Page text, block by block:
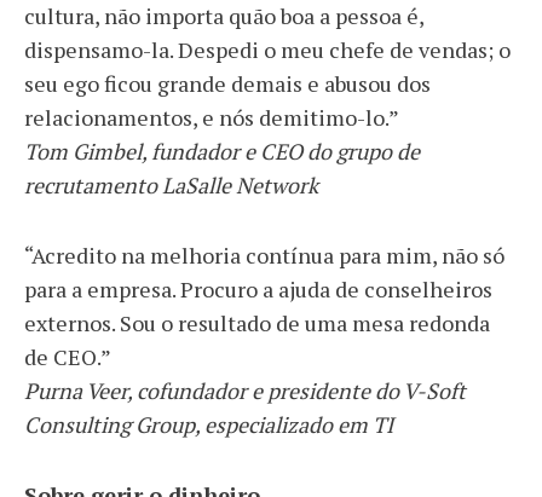
cultura, não importa quão boa a pessoa é,
dispensamo-la. Despedi o meu chefe de vendas; o
seu ego ficou grande demais e abusou dos
relacionamentos, e nós demitimo-lo.”
Tom Gimbel, fundador e CEO do grupo de
recrutamento LaSalle Network
“Acredito na melhoria contínua para mim, não só
para a empresa. Procuro a ajuda de conselheiros
externos. Sou o resultado de uma mesa redonda
de CEO.”
Purna Veer, cofundador e presidente do V-Soft
Consulting Group, especializado em TI